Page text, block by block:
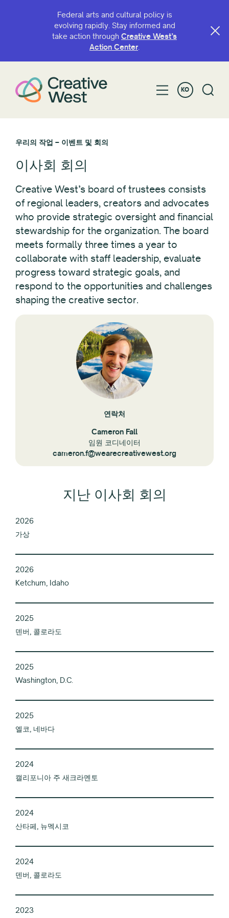
Federal arts and cultural policy is
evolving rapidly. Stay informed and
take action through Creative West’s
Action Center.
KO
우리의 작업 – 이벤트 및 회의
이사회 회의
Creative West’s board of trustees consists
of regional leaders, creators and advocates
who provide strategic oversight and financial
stewardship for the organization. The board
meets formally three times a year to
collaborate with staff leadership, evaluate
progress toward strategic goals, and
respond to the opportunities and challenges
shaping the creative sector.
연락처
Cameron Fall
임원 코디네이터
cameron.f@wearecreativewest.org
지난 이사회 회의
2026
가상
2026
Ketchum, Idaho
2025
덴버, 콜로라도
2025
Washington, D.C.
2025
엘코, 네바다
2024
캘리포니아 주 새크라멘토
2024
산타페, 뉴멕시코
2024
덴버, 콜로라도
2023